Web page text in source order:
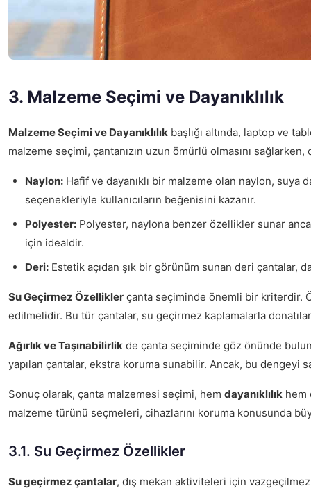
3. Malzeme Seçimi ve Dayanıklılık
Malzeme Seçimi ve Dayanıklılık başlığı altında, laptop ve
malzeme seçimi, çantanızın uzun ömürlü olmasını sağlarken,
Naylon: Hafif ve dayanıklı bir malzeme olan naylon, suya
seçenekleriyle kullanıcıların beğenisini kazanır.
Polyester: Polyester, naylona benzer özellikler sunar
için idealdir.
Deri: Estetik açıdan şık bir görünüm sunan deri çantalar,
Su Geçirmez Özellikler çanta seçiminde önemli bir kriterdir.
edilmelidir. Bu tür çantalar, su geçirmez kaplamalarla
Ağırlık ve Taşınabilirlik de çanta seçiminde göz önünde
yapılan çantalar, ekstra koruma sunabilir. Ancak, bu dengeyi
Sonuç olarak, çanta malzemesi seçimi, hem dayanıklılık
malzeme türünü seçmeleri, cihazlarını koruma konusunda
3.1. Su Geçirmez Özellikler
Su geçirmez çantalar, dış mekan aktiviteleri için